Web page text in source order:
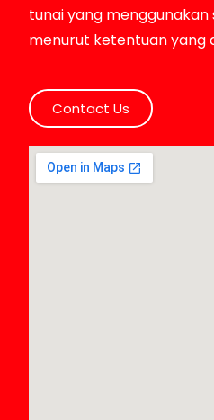
tunai yang menggunakan
menurut ketentuan yang
Contact Us